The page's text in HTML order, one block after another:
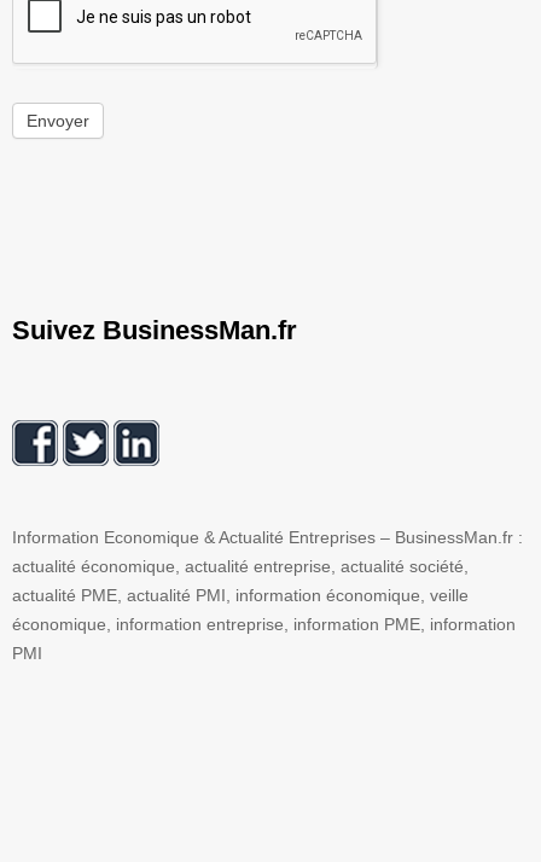
Envoyer
Suivez BusinessMan.fr
Information Economique & Actualité Entreprises – BusinessMan.fr :
actualité économique, actualité entreprise, actualité société,
actualité PME, actualité PMI, information économique, veille
économique, information entreprise, information PME, information
PMI